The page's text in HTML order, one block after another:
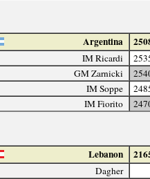
Argentina
IM Ricardi
GM Zarnicki
IM Soppe
IM Fiorito
Lebanon
Dagher